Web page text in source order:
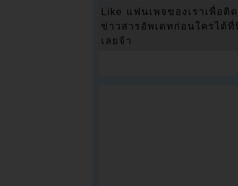
Like แฟนเพจของเราเพื่อติ
ข่าวสารอัพเดทก่อนใครได้ที่
เลยจ้า